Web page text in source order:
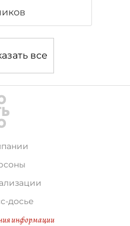
все
досье
информации